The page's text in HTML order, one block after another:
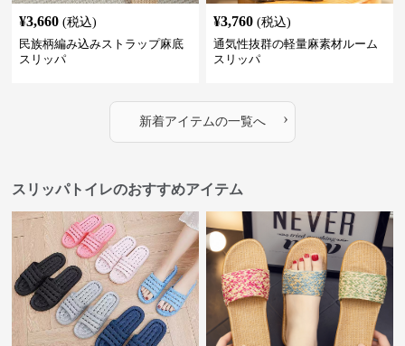
¥3,660 (税込)
民族柄編み込みストラップ麻底
スリッパ
¥3,760 (税込)
通気性抜群の軽量麻素材ルーム
スリッパ
新着アイテムの一覧へ ›
スリッパトイレのおすすめアイテム